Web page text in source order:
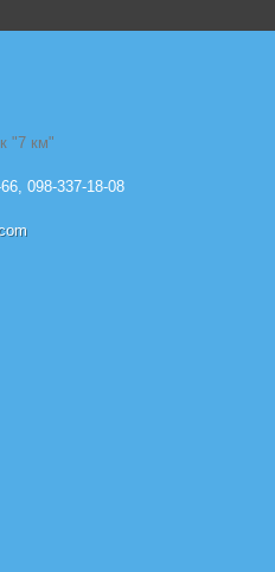
"7 км"
098-337-18-08